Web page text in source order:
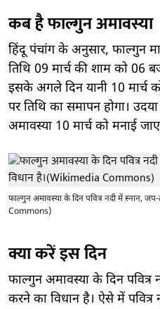
कब है फाल्गुन अमावस्या
हिंदू पंचांग के अनुसार, फाल्गुन
तिथि 09 मार्च की शाम को 06
इसके अगले दिन यानी 10 मार्च
पर तिथि का समापन होगा।
अमावस्या 10 मार्च को मनाई
फाल्गुन अमावस्या के दिन पवित्र नदी में स्नान,
Commons)
क्या करें इस दिन
फाल्गुन अमावस्या के दिन
करने का विधान है। ऐसे में